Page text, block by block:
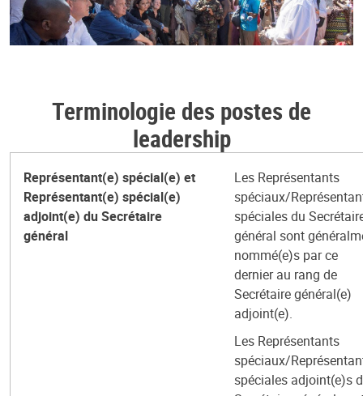
Terminologie des postes de
leadership
Représentant(e) spécial(e) et
Représentant(e) spécial(e)
adjoint(e) du Secrétaire
général
Les Représentants
spéciaux/
spéciales du
général sont
nommé(e)s par ce
dernier au rang de
Secrétaire général(e)
adjoint(e).
Les Représentants
spéciaux/
spéciales adjoint(e)s